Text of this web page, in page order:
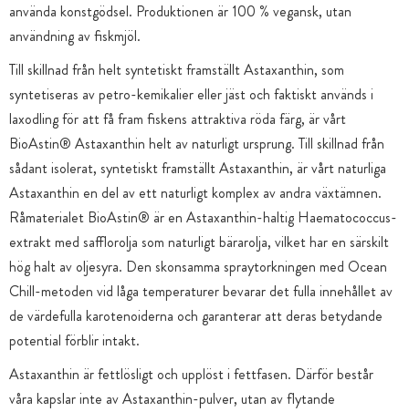
använda konstgödsel. Produktionen är 100 % vegansk, utan
användning av fiskmjöl.
Till skillnad från helt syntetiskt framställt Astaxanthin, som
syntetiseras av petro-kemikalier eller jäst och faktiskt används i
laxodling för att få fram fiskens attraktiva röda färg, är vårt
BioAstin® Astaxanthin helt av naturligt ursprung. Till skillnad från
sådant isolerat, syntetiskt framställt Astaxanthin, är vårt naturliga
Astaxanthin en del av ett naturligt komplex av andra växtämnen.
Råmaterialet BioAstin® är en Astaxanthin-haltig Haematococcus-
extrakt med safflorolja som naturligt bärarolja, vilket har en särskilt
hög halt av oljesyra. Den skonsamma spraytorkningen med Ocean
Chill-metoden vid låga temperaturer bevarar det fulla innehållet av
de värdefulla karotenoiderna och garanterar att deras betydande
potential förblir intakt.
Astaxanthin är fettlösligt och upplöst i fettfasen. Därför består
våra kapslar inte av Astaxanthin-pulver, utan av flytande